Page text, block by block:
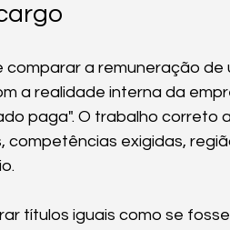
comparar a remuneração de
a realidade interna da
paga". O trabalho correto
exigidas,
títulos iguais como se